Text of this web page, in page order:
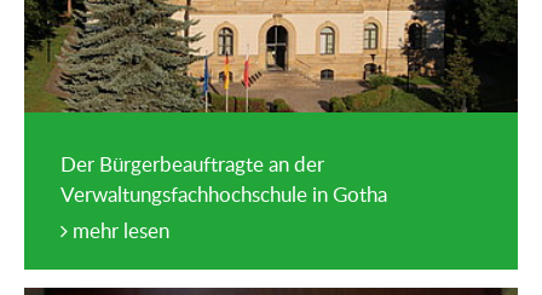
Der Bürgerbeauftragte an der
Verwaltungsfachhochschule in Gotha
mehr lesen